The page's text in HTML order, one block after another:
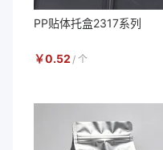
PP贴体托盒2317系列
￥0.52 / 个